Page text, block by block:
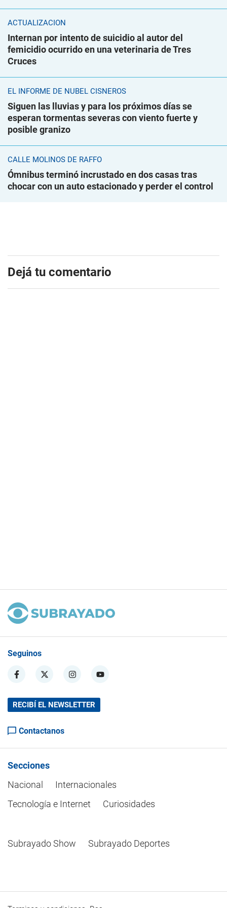
ACTUALIZACIÓN
Internan por intento de suicidio al autor del
femicidio ocurrido en una veterinaria de Tres
Cruces
EL INFORME DE NUBEL CISNEROS
Siguen las lluvias y para los próximos días se
esperan tormentas severas con viento fuerte y
posible granizo
CALLE MOLINOS DE RAFFO
Ómnibus terminó incrustado en dos casas tras
chocar con un auto estacionado y perder el control
Dejá tu comentario
Seguinos
RECIBÍ EL NEWSLETTER
Contactanos
Secciones
Nacional
Internacionales
Tecnología e Internet
Curiosidades
Subrayado Show Subrayado Deportes